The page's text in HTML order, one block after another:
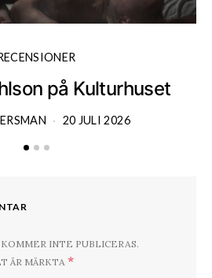
på Kulturhuset
20 JULI 2026
INTE PUBLICERAS.
ÄR MÄRKTA *